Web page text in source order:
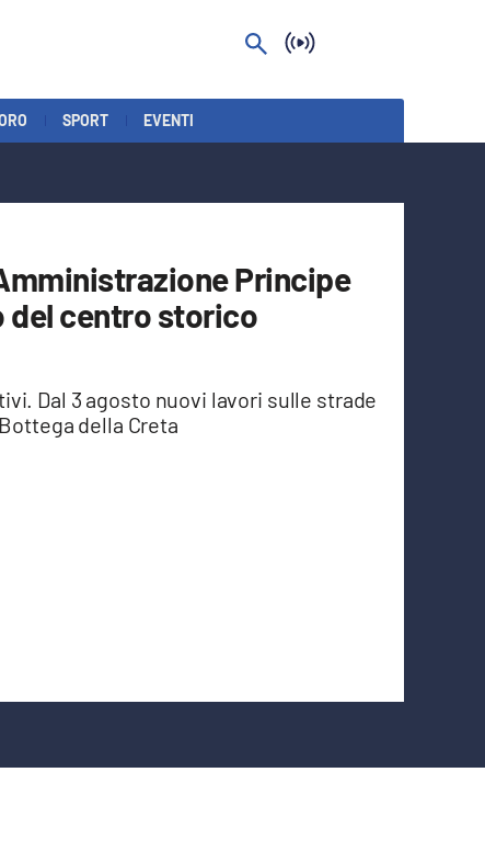
SPORT EVENTI
Principe
del centro storico
Dal 3 agosto nuovi lavori sulle strade
della Creta